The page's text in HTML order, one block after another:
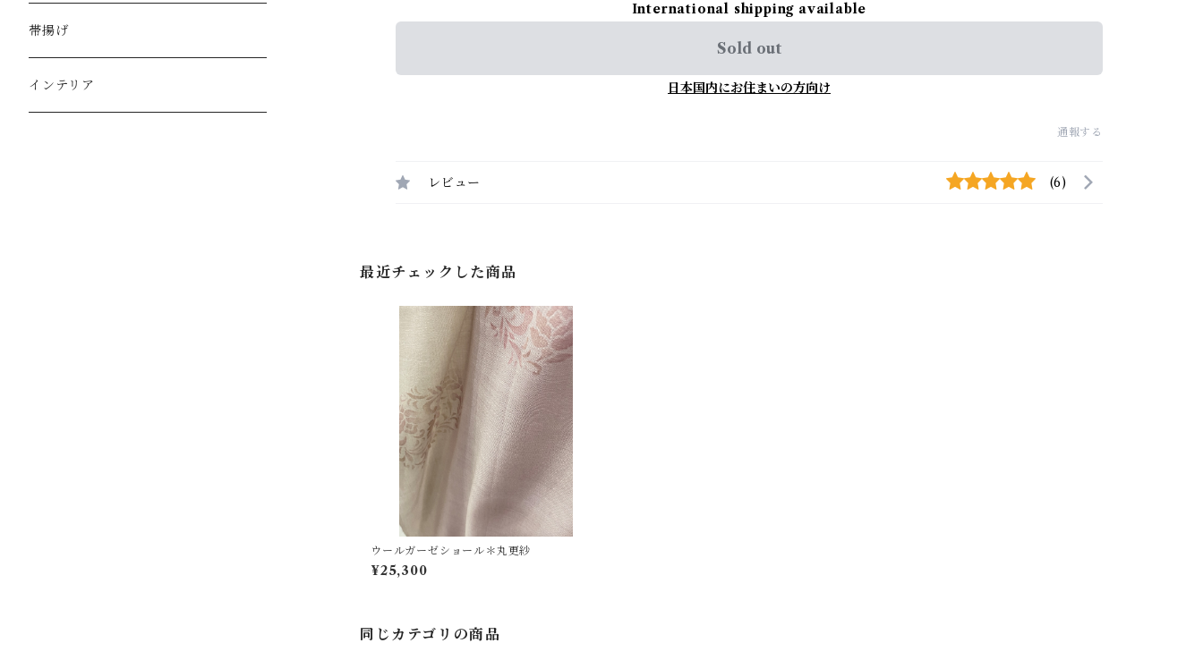
International shipping available
Sold out
日本国内にお住まいの方向け
通報する
レビュー (6)
最近チェックした商品
ウールガーゼショール＊丸更紗
¥25,300
同じカテゴリの商品
カードケース
印鑑ケース
帯揚げ
インテリア